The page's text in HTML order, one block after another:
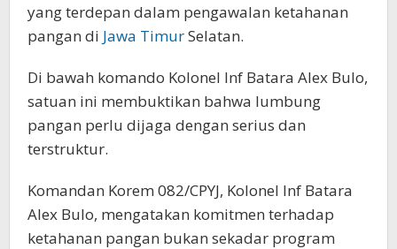
yang terdepan dalam pengawalan ketahanan
pangan di Jawa TimurSelatan.
Di bawah komando Kolonel Inf Batara Alex Bulo,
satuan ini membuktikan bahwa lumbung
pangan perlu dijaga dengan serius dan
terstruktur.
Komandan Korem 082/CPYJ, Kolonel Inf Batara
Alex Bulo, mengatakan komitmen terhadap
ketahanan pangan bukan sekadar program